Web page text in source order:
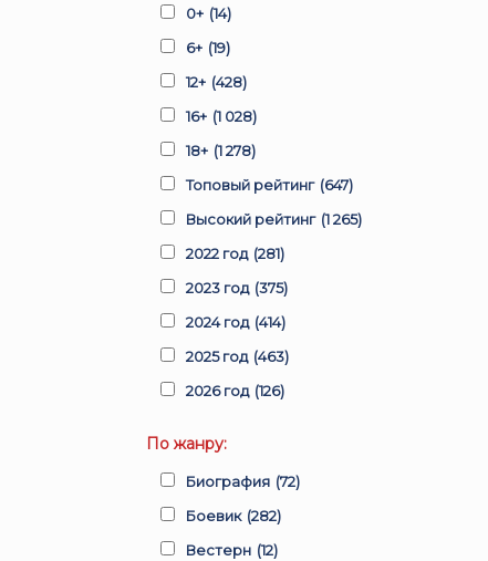
0+ (14)
6+ (19)
12+ (428)
16+ (1 028)
18+ (1 278)
Топовый рейтинг (647)
Высокий рейтинг (1 265)
2022 год (281)
2023 год (375)
2024 год (414)
2025 год (463)
2026 год (126)
По жанру:
Биография (72)
Боевик (282)
Вестерн (12)